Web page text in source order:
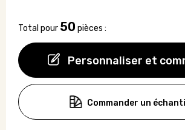
Personnaliser et
Total pour 50 pièces :
Commander un